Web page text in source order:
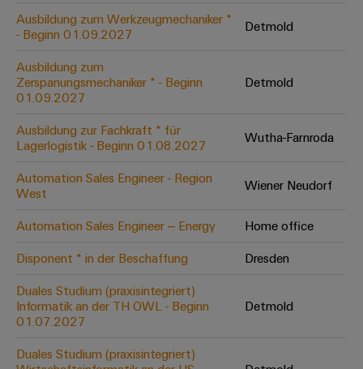
Schaltschrankbau
Moderne
und
digitale
für
klimafreundliche
im
Schiffbau
Verbindungslösungen
die
maritime
Industrie
Wasseraufbereitung
Leiterplattensteckverbinder
&
PCB
Services
Equipment
(OEM)
AI
Access
&
Services
Industrial
Platform
easyConnect
Werkstatt
&
Karriere auf
neues
Distribution
Ausbildung zum Werkzeugmechaniker *
- Beginn 01.09.2027
Detmold
Ausbildung zum
Zerspanungsmechaniker * - Beginn
01.09.2027
Detmold
Ausbildung zur Fachkraft * für
Lagerlogistik - Beginn 01.08.2027
Wutha-Farnroda
Automation Sales Engineer - Region
West
Wiener Neudorf
Automation Sales Engineer – Energy
Home office
Disponent * in der Beschaffung
Dresden
Duales Studium (praxisintegriert)
Informatik an der TH OWL - Beginn
01.07.2027
Detmold
Duales Studium (praxisintegriert)